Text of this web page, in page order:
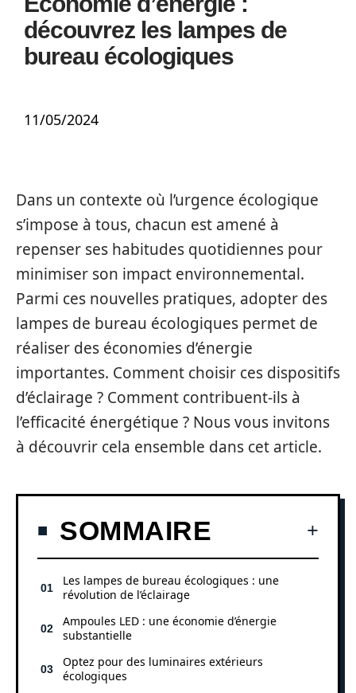
découvrez les lampes de
bureau écologiques
11/05/2024
Dans un contexte où l’urgence écologique
s’impose à tous, chacun est amené à
repenser ses habitudes quotidiennes pour
minimiser son impact environnemental.
Parmi ces nouvelles pratiques, adopter des
lampes de bureau écologiques permet de
réaliser des économies d’énergie
importantes. Comment choisir ces dispositifs
d’éclairage ? Comment contribuent-ils à
l’efficacité énergétique ? Nous vous invitons
à découvrir cela ensemble dans cet article.
SOMMAIRE
Les lampes de bureau écologiques : une
révolution de l’éclairage
Ampoules LED : une économie d’énergie
substantielle
Optez pour des luminaires extérieurs
écologiques